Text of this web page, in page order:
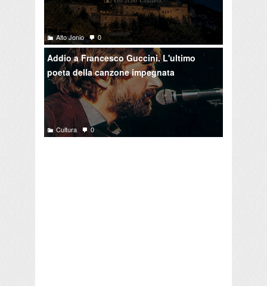
Alto Jonio 0
Addio a Francesco Guccini. L'ultimo
poeta della canzone impegnata
Cultura 0